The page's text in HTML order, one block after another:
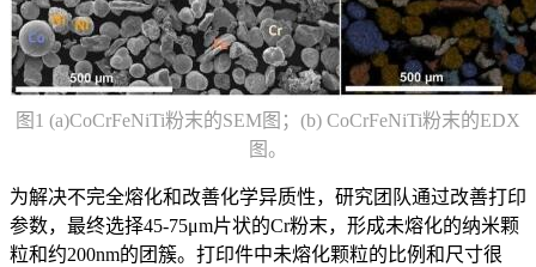
图1 (a)CoCrFeNiTi粉末的SEM图；(b) CoCrFeNiTi粉末的EDX
图。
为解决不完全熔化和改善化学异质性，研究团队通过改善打印
参数，最终选择45-75μm片状的Cr粉末，形成未熔化的纳米颗
粒和约200nm的团簇。打印件中未熔化颗粒的比例和尺寸很